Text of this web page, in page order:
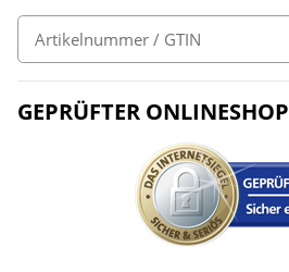
GEPRÜFTER ONLINESHOP